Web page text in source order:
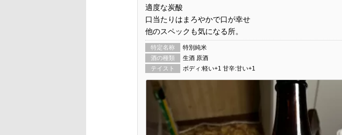
適度な炭酸
口当たりはまろやかで口が幸せ
他のスペックも気になる所。
特定名称
特別純米
酒の種類
生酒 原酒
テイスト
ボディ:軽い+1 甘辛:甘い+1